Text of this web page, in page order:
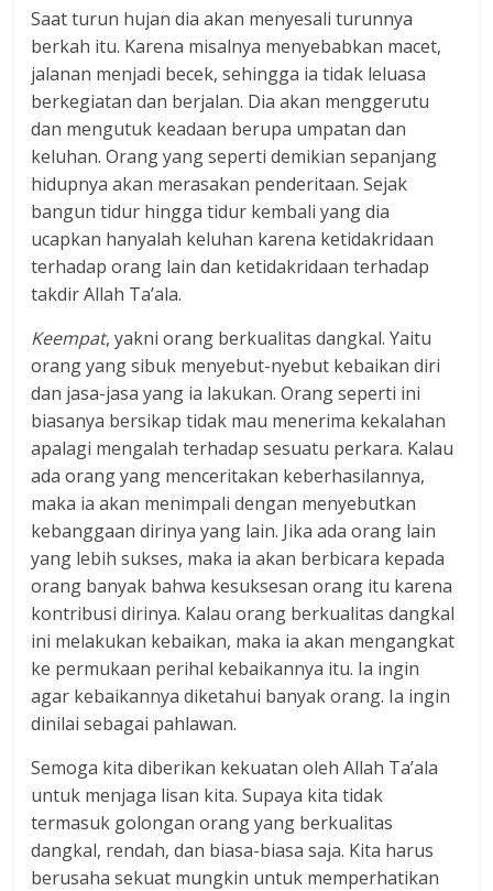
Saat turun hujan dia akan menyesali turunnya
berkah itu. Karena misalnya menyebabkan macet,
jalanan menjadi becek, sehingga ia tidak leluasa
berkegiatan dan berjalan. Dia akan menggerutu
dan mengutuk keadaan berupa umpatan dan
keluhan. Orang yang seperti demikian sepanjang
hidupnya akan merasakan penderitaan. Sejak
bangun tidur hingga tidur kembali yang dia
ucapkan hanyalah keluhan karena ketidakridaan
terhadap orang lain dan ketidakridaan terhadap
takdir Allah Ta’ala.
Keempat, yakni orang berkualitas dangkal. Yaitu
orang yang sibuk menyebut-nyebut kebaikan diri
dan jasa-jasa yang ia lakukan. Orang seperti ini
biasanya bersikap tidak mau menerima kekalahan
apalagi mengalah terhadap sesuatu perkara. Kalau
ada orang yang menceritakan keberhasilannya,
maka ia akan menimpali dengan menyebutkan
kebanggaan dirinya yang lain. Jika ada orang lain
yang lebih sukses, maka ia akan berbicara kepada
orang banyak bahwa kesuksesan orang itu karena
kontribusi dirinya. Kalau orang berkualitas dangkal
ini melakukan kebaikan, maka ia akan mengangkat
ke permukaan perihal kebaikannya itu. Ia ingin
agar kebaikannya diketahui banyak orang. Ia ingin
dinilai sebagai pahlawan.
Semoga kita diberikan kekuatan oleh Allah Ta’ala
untuk menjaga lisan kita. Supaya kita tidak
termasuk golongan orang yang berkualitas
dangkal, rendah, dan biasa-biasa saja. Kita harus
berusaha sekuat mungkin untuk memperhatikan